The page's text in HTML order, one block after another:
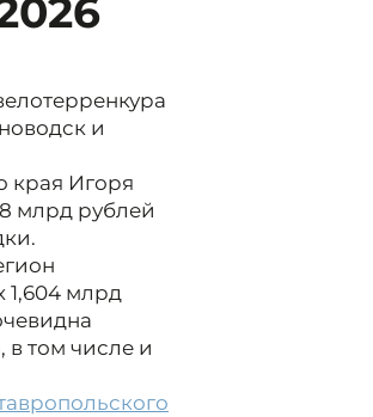
и
края Игоря
млрд рублей
1,604 млрд
в том числе и